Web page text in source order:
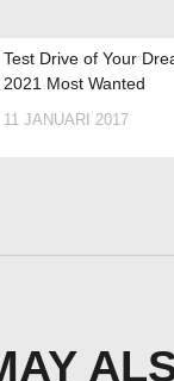
Test Drive of Your
2021 Most Wanted
11 JANUARI 2017